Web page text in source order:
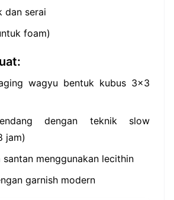
dan serai
foam)
wagyu bentuk kubus 3x3
dengan teknik slow
jam)
santan menggunakan lecithin
garnish modern